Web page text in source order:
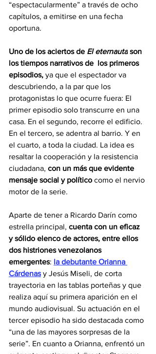
“espectacularmente” a través de ocho
capítulos, a emitirse en una fecha
oportuna.
Uno de los aciertos de El eternauta son
los tiempos narrativos de  los primeros
episodios, ya que el espectador va
descubriendo, a la par que los
protagonistas lo que ocurre fuera: El
primer episodio solo transcurre en una
casa. En el segundo, recorre el edificio.
En el tercero, se adentra al barrio. Y en
el cuarto, a toda la ciudad. La idea es
resaltar la cooperación y la resistencia
ciudadana, con un más que evidente
mensaje social y político como el nervio
motor de la serie.
Aparte de tener a Ricardo Darín como
estrella principal, cuenta con un eficaz
y sólido elenco de actores, entre ellos
dos histriones venezolanos
emergentes: la debutante Orianna
Cárdenas y Jesús Miseli, de corta
trayectoria en las tablas porteñas y que
realiza aquí su primera aparición en el
mundo audiovisual. Su actuación en el
tercer episodio ha sido destacada como
“una de las mayores sorpresas de la
serie”. En cuanto a Orianna, enfrentó un